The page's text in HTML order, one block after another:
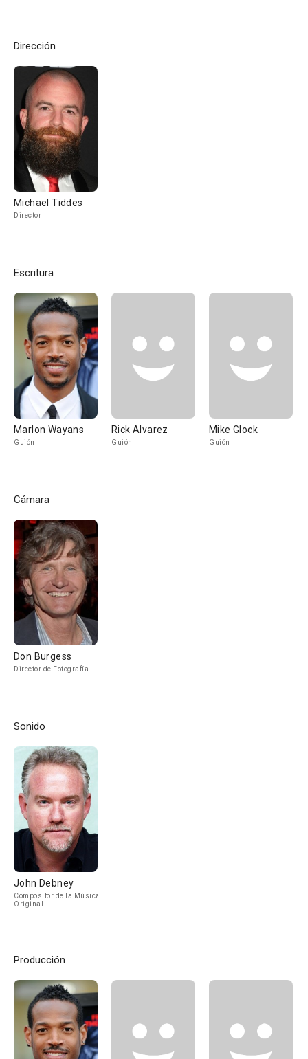
Dirección
Michael Tiddes
Director
Escritura
Marlon Wayans
Guión
Rick Alvarez
Guión
Mike Glock
Guión
Cámara
Don Burgess
Director de Fotografía
Sonido
John Debney
Compositor de la Música
Original
Producción